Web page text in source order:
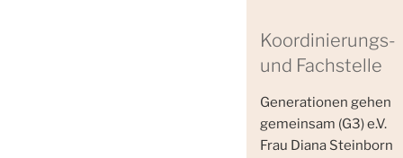
Koordinierungs-
und Fachstelle
Generationen gehen
gemeinsam (G3) e.V.
Frau Diana Steinborn